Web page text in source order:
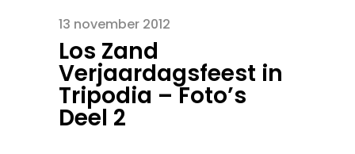
13 november 2012
Los Zand
Verjaardagsfeest in
Tripodia – Foto’s
Deel 2